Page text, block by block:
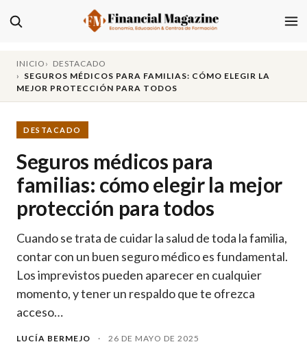
INICIO
DESTACADO
SEGUROS MÉDICOS PARA FAMILIAS: CÓMO ELEGIR LA
MEJOR PROTECCIÓN PARA TODOS
DESTACADO
Seguros médicos para
familias: cómo elegir la mejor
protección para todos
Cuando se trata de cuidar la salud de toda la familia,
contar con un buen seguro médico es fundamental.
Los imprevistos pueden aparecer en cualquier
momento, y tener un respaldo que te ofrezca
acceso…
LUCÍA BERMEJO · 26 DE MAYO DE 2025